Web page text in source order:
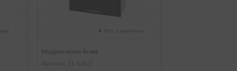
Модули кухни Агава